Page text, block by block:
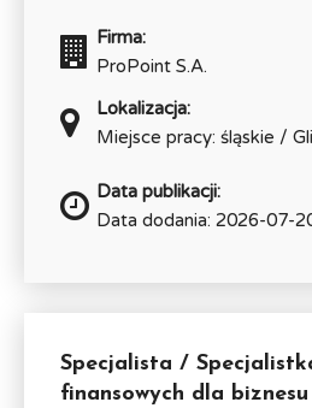
Firma:
ProPoint S.A.
Lokalizacja:
Miejsce pracy: śląskie /
Data publikacji:
Data dodania: 2026-07-
Specjalista /
finansowych dla biznesu